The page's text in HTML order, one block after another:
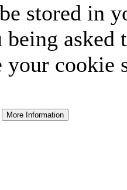
stored in
your